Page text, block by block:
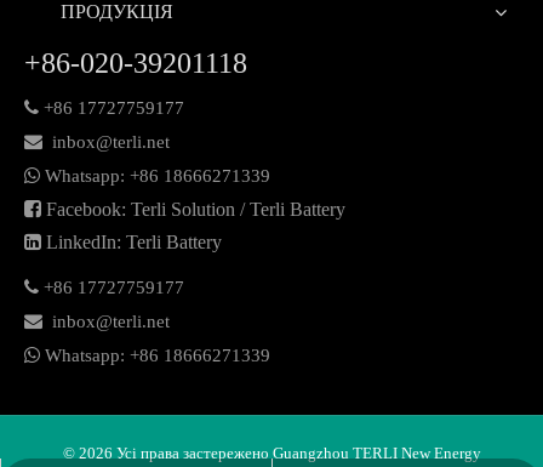
ПРОДУКЦІЯ
+86-020-39201118
 +86 17727759177
 inbox@terli.net
 Whatsapp: +86 18666271339
 Facebook: Terli Solution / Terli Battery
 LinkedIn: Terli Battery
 +86 17727759177
 inbox@terli.net
 Whatsapp: +86 18666271339
© 2026 Усі права застережено Guangzhou TERLI New Energy